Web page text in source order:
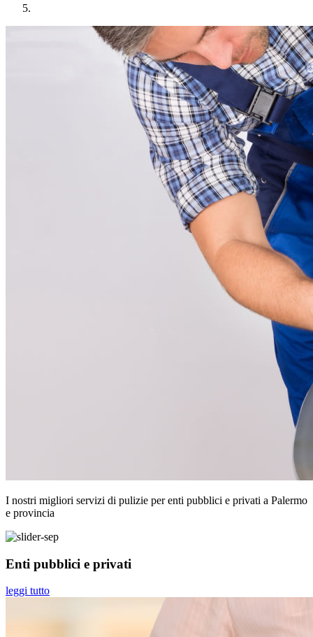
I nostri migliori servizi di pulizie perenti pubblici e privati a Palermo
e provincia
Enti pubblici e privati
leggi tutto